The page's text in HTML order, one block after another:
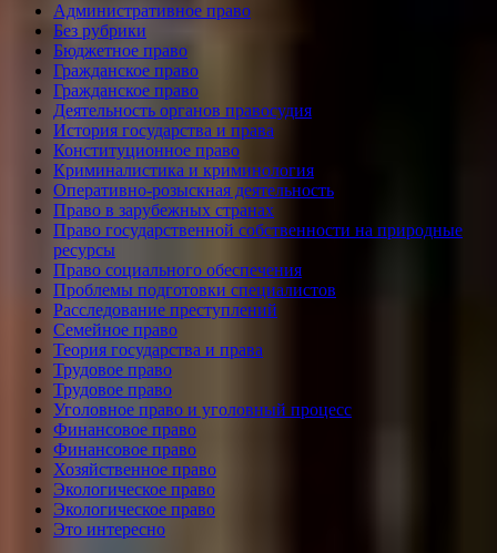
Административное право
Без рубрики
Бюджетное право
Гражданское право
Гражданское право
Деятельность органов правосудия
История государства и права
Конституционное право
Криминалистика и криминология
Оперативно-розыскная деятельность
Право в зарубежных странах
Право государственной собственности на природные
ресурсы
Право социального обеспечения
Проблемы подготовки специалистов
Расследование преступлений
Семейное право
Теория государства и права
Трудовое право
Трудовое право
Уголовное право и уголовный процесс
Финансовое право
Финансовое право
Хозяйственное право
Экологическое право
Экологическое право
Это интересно